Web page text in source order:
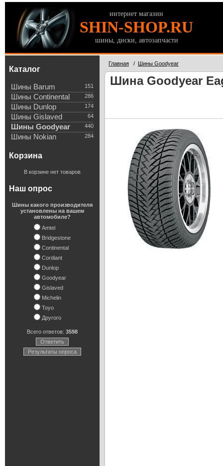
интернет магазин
SHIN-SHOP.RU
шины, диски, автозапчасти
Каталог
151
Шины Barum
286
Шины Continental
174
Шины Dunlop
64
Шины Gislaved
440
Шины Goodyear
284
Шины Nokian
Корзина
В корзине нет товаров
Наш опрос
Шины какого производителя
установлены на вашем
автомобиле?
Amtel
Bridgestone
Continental
Cordiant
Dunlop
Goodyear
Gislaved
Michelin
Toyo
Другого
Всего ответов: 3598
Ответить
Результаты опроса
Главная / Шины Goodyear
Шина Goodyear